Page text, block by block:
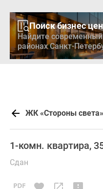
Поиск бизнес
Найдите
районах Санкт-
ЖК «Стороны света»
1-комн. квартира,
Сдан